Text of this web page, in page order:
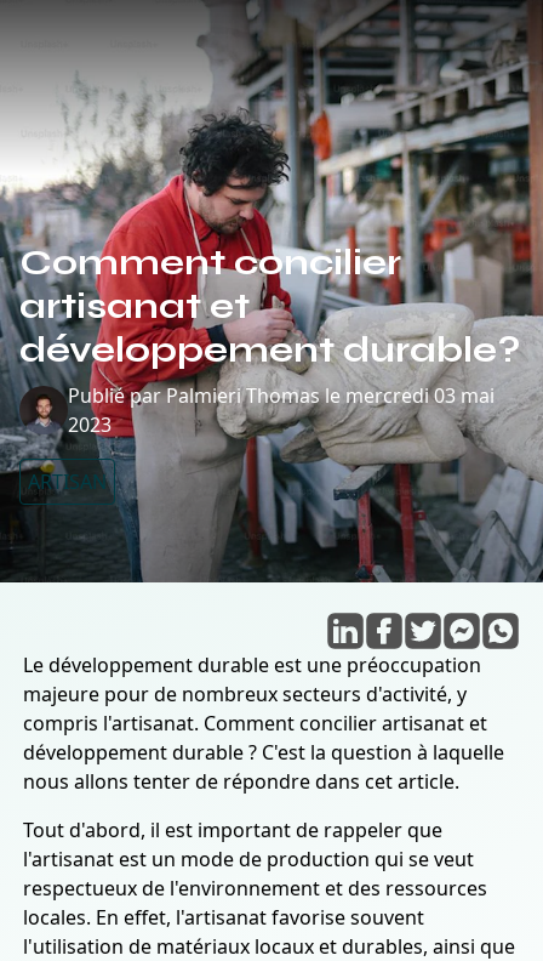
Comment concilier
artisanat et
développement durable?
Publié parPalmieri Thomasle mercredi 03 mai
2023
ARTISAN
Le développement durable est une préoccupation
majeure pour de nombreux secteurs d'activité, y
compris l'artisanat. Comment concilier artisanat et
développement durable ? C'est la question à laquelle
nous allons tenter de répondre dans cet article.
Tout d'abord, il est important de rappeler que
l'artisanat est un mode de production qui se veut
respectueux de l'environnement et des ressources
locales. En effet, l'artisanat favorise souvent
l'utilisation de matériaux locaux et durables, ainsi que